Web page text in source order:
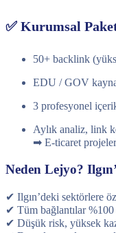
✅ Kurumsal
50+ backlink
EDU / GOV
3 profesyonel içerik
Aylık analiz, link
➡ E-ticaret
Neden Lejyo?
✔ Ilgın’deki sektörlere
✔ Tüm bağlantılar
✔ Düşük risk, yüksek